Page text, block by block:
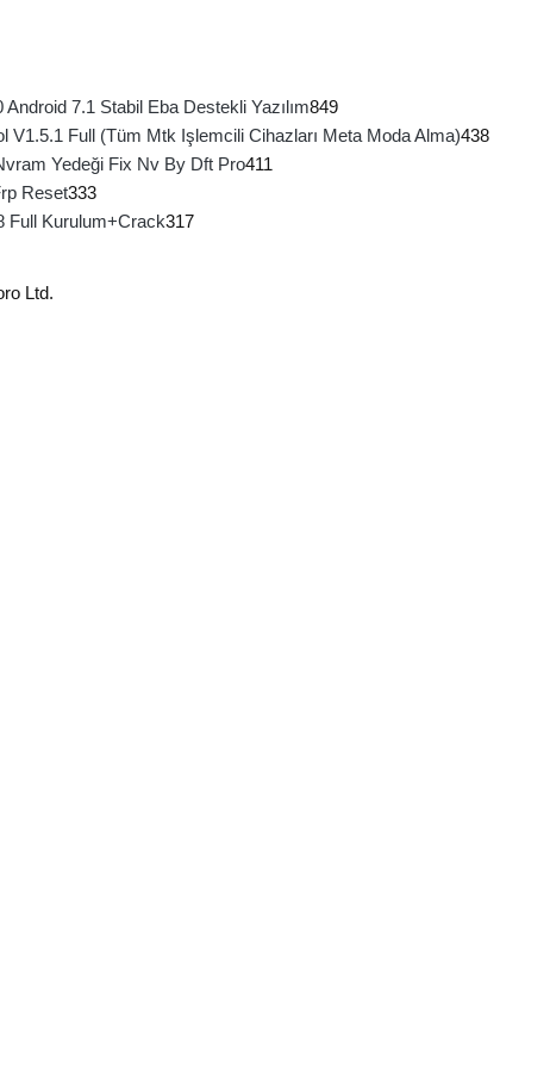
7.1 Stabil Eba Destekli Yazılım849
V1.5.1 Full (Tüm Mtk Işlemcili Cihazları Meta Moda Alma)438
Yedeği Fix Nv By Dft Pro411
Reset333
Full Kurulum+Crack317
Ltd.